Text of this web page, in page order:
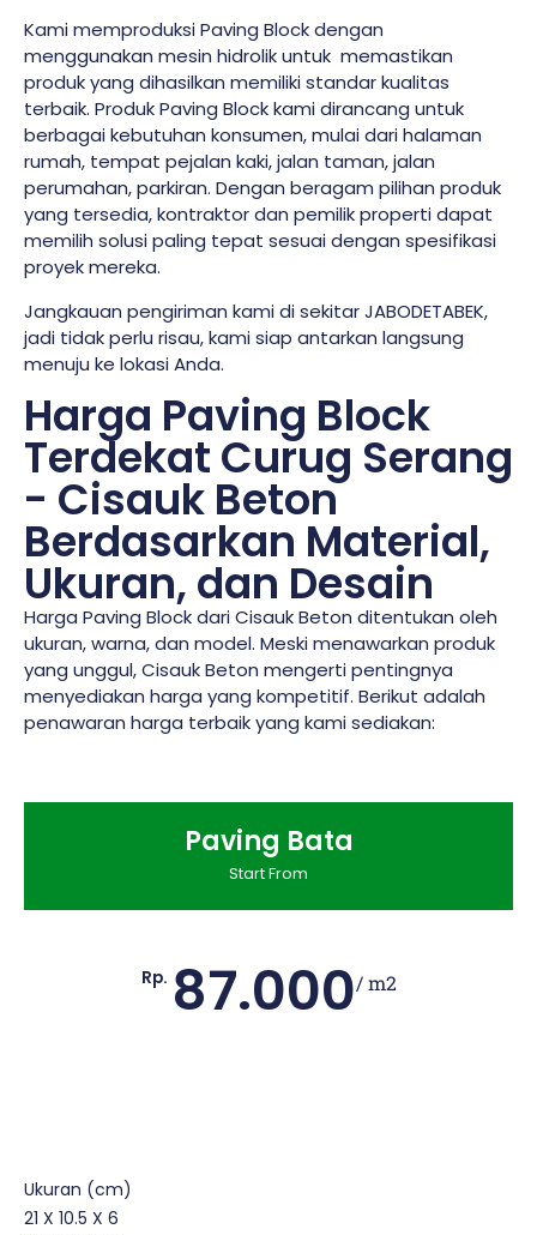
Kami memproduksi Paving Block dengan
menggunakan mesin hidrolik untuk memastikan
produk yang dihasilkan memiliki standar kualitas
terbaik. Produk Paving Block kami dirancang untuk
berbagai kebutuhan konsumen, mulai dari halaman
rumah, tempat pejalan kaki, jalan taman, jalan
perumahan, parkiran. Dengan beragam pilihan produk
yang tersedia, kontraktor dan pemilik properti dapat
memilih solusi paling tepat sesuai dengan spesifikasi
proyek mereka.
Jangkauan pengiriman kami di sekitar JABODETABEK,
jadi tidak perlu risau, kami siap antarkan langsung
menuju ke lokasi Anda.
Harga Paving Block
Terdekat Curug Serang
- Cisauk Beton
Berdasarkan Material,
Ukuran, dan Desain
Harga Paving Block dari Cisauk Beton ditentukan oleh
ukuran, warna, dan model. Meski menawarkan produk
yang unggul, Cisauk Beton mengerti pentingnya
menyediakan harga yang kompetitif. Berikut adalah
penawaran harga terbaik yang kami sediakan:
Paving Bata
Start From
Rp. 87.000/ m2
Ukuran (cm)
21 X 10.5 X 6